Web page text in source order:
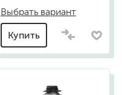
Выбрать вариант
Купить